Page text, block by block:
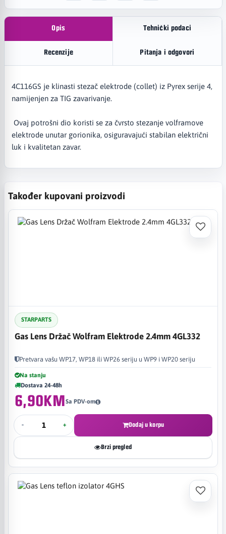
Opis Tehnički podaci
Recenzije Pitanja i odgovori
4C116GS je klinasti stezač elektrode (collet) iz Pyrex serije 4,
namijenjen za TIG zavarivanje.
Ovaj potrošni dio koristi se za čvrsto stezanje volframove
elektrode unutar gorionika, osiguravajući stabilan električni
luk i kvalitetan zavar.
Također kupovani proizvodi
STARPARTS
Gas Lens Držač Wolfram Elektrode 2.4mm 4GL332
Pretvara vašu WP17, WP18 ili WP26 seriju u WP9 i WP20 seriju
Na stanju
Dostava 24-48h
6,90KMSa PDV-om
- + Dodaj u korpu
Brzi pregled